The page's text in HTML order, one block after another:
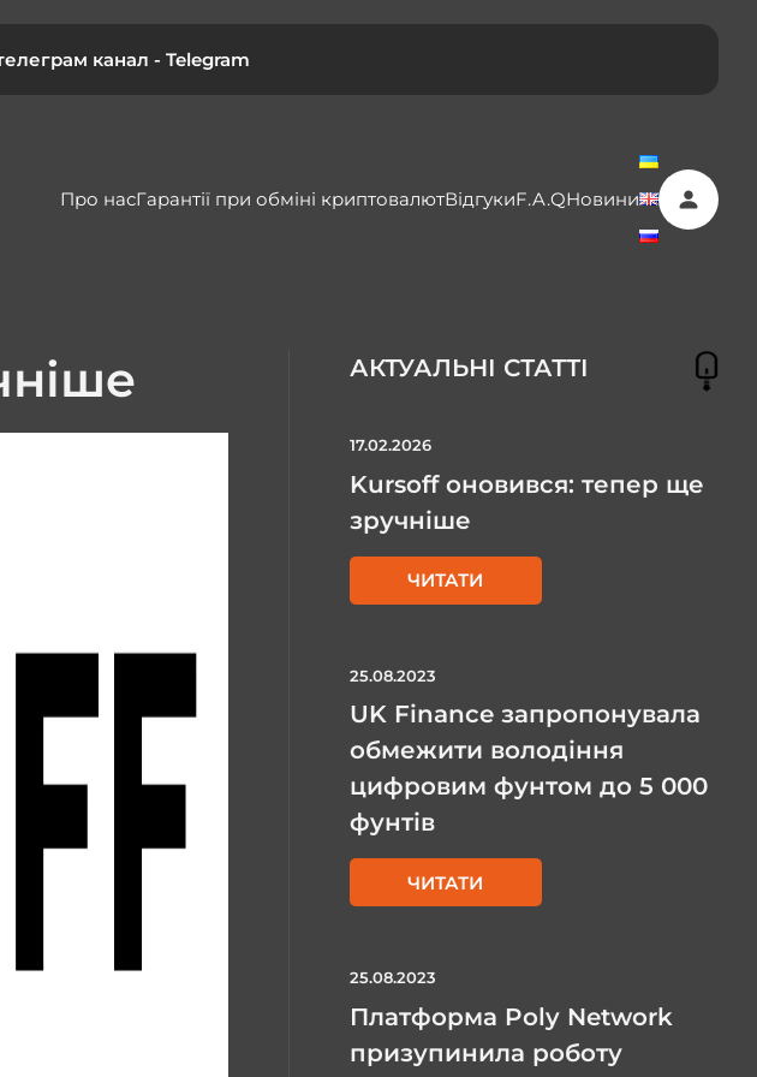
канал - Telegram
Про насГарантії при обміні криптовалютВідгукиF.A.QНовини
АКТУАЛЬНІ СТАТТІ
17.02.2026
Kursoff оновився: тепер ще
зручніше
ЧИТАТИ
25.08.2023
UK Finance запропонувала
обмежити володіння
цифровим фунтом до 5 000
фунтів
ЧИТАТИ
25.08.2023
Платформа Poly Network
призупинила роботу